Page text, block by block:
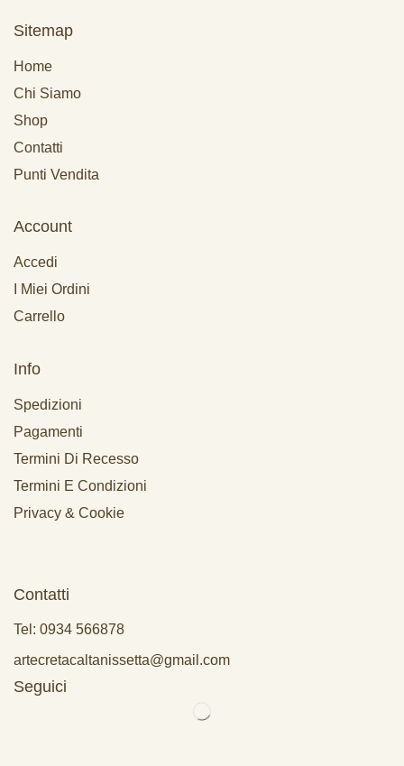
Sitemap
Home
Chi Siamo
Shop
Contatti
Punti Vendita
Account
Accedi
I Miei Ordini
Carrello
Info
Spedizioni
Pagamenti
Termini Di Recesso
Termini E Condizioni
Privacy & Cookie
Contatti
Tel: 0934 566878
artecretacaltanissetta@gmail.com
Seguici